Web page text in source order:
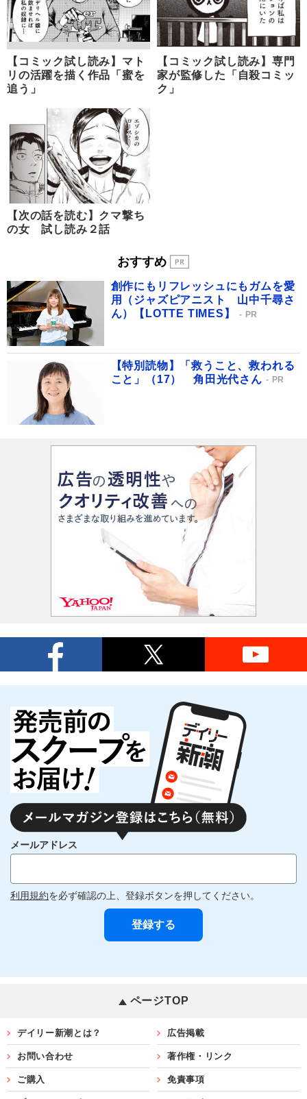
【コミック試し読み】マト
リの活躍を描く作品「蜜を
追う」
【コミック試し読み】専門
家が監修した「自殺コミッ
ク」
【次の話を読む】クマ撃ち
の女 試し読み２話
おすすめ
創作にもリフレッシュにもガムを愛
用（ジャズピアニスト 山中千尋さ
ん）【LOTTE TIMES】
PR
【特別読物】「救うこと、救われる
こと」（17） 角田光代さん
PR
メールアドレス
利用規約を必ず確認の上、登録ボタンを押してください。
ページTOP
デイリー新潮とは？ 広告掲載
お問い合わせ 著作権・リンク
ご購入 免責事項